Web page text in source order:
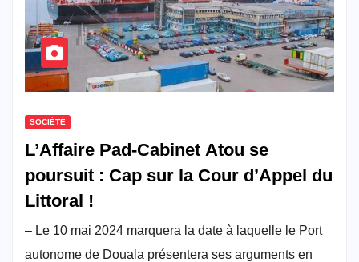
SOCIÉTÉ
L’Affaire Pad-Cabinet Atou se
poursuit : Cap sur la Cour d’Appel du
Littoral !
– Le 10 mai 2024 marquera la date à laquelle le Port
autonome de Douala présentera ses arguments en